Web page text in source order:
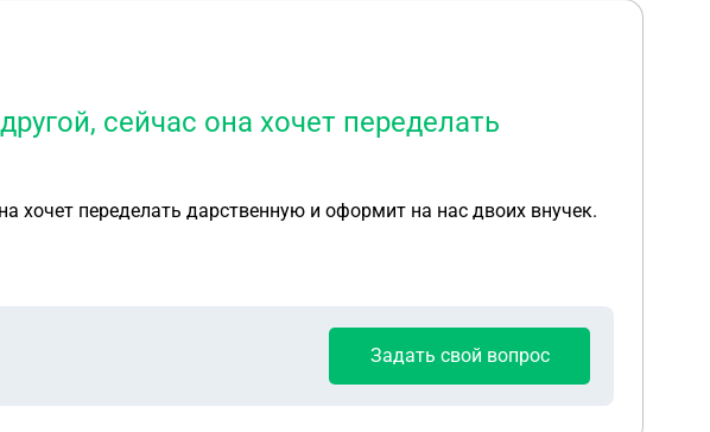
сейчас она хочет переделать
хочет переделать дарственную и оформит на нас двоих внучек.
Задать свой вопрос